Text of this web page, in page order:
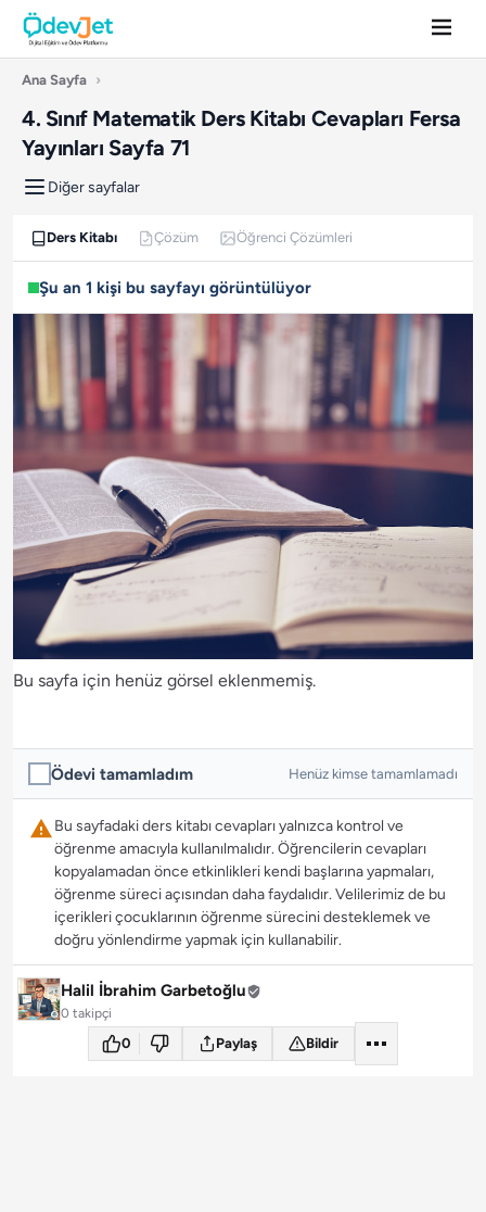
Ana Sayfa ›
4. Sınıf Matematik Ders Kitabı Cevapları Fersa
Yayınları Sayfa 71
Diğer sayfalar
Ders Kitabı Çözüm Öğrenci Çözümleri
Şu an 1 kişi bu sayfayı görüntülüyor
Bu sayfa için henüz görsel eklenmemiş.
Ödevi tamamladım Henüz kimse tamamlamadı
Bu sayfadaki ders kitabı cevapları yalnızca kontrol ve
öğrenme amacıyla kullanılmalıdır. Öğrencilerin cevapları
kopyalamadan önce etkinlikleri kendi başlarına yapmaları,
öğrenme süreci açısından daha faydalıdır. Velilerimiz de bu
içerikleri çocuklarının öğrenme sürecini desteklemek ve
doğru yönlendirme yapmak için kullanabilir.
Halil İbrahim Garbetoğlu
0 takipçi
0 Paylaş Bildir